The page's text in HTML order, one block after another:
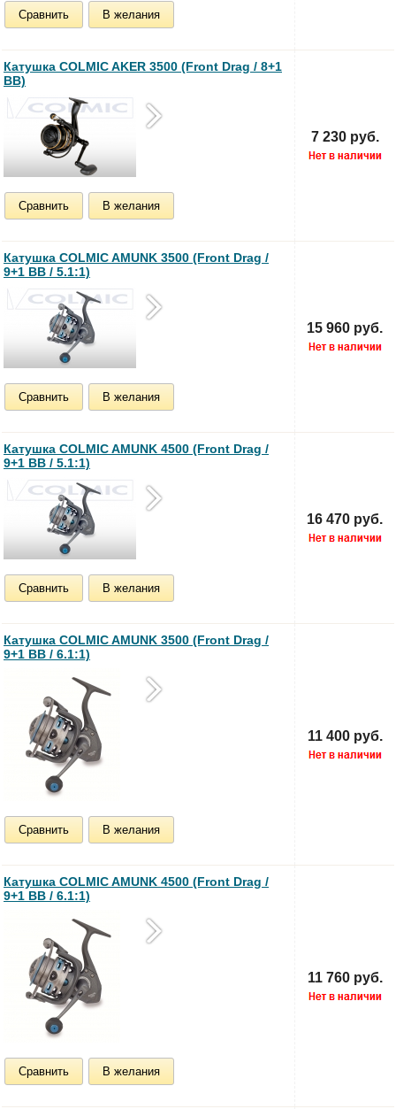
Сравнить В желания
Катушка COLMIC AKER 3500 (Front Drag / 8+1
BB)
Сравнить В желания
7 230 руб.
Катушка COLMIC AMUNK 3500 (Front Drag /
9+1 BB / 5.1:1)
Сравнить В желания
15 960 руб.
Катушка COLMIC AMUNK 4500 (Front Drag /
9+1 BB / 5.1:1)
Сравнить В желания
16 470 руб.
Катушка COLMIC AMUNK 3500 (Front Drag /
9+1 BB / 6.1:1)
Сравнить В желания
11 400 руб.
Катушка COLMIC AMUNK 4500 (Front Drag /
9+1 BB / 6.1:1)
Сравнить В желания
11 760 руб.